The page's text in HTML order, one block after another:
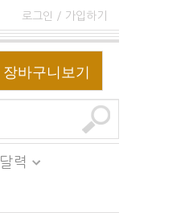
로그인 / 가입하기
장바구니보기
달력